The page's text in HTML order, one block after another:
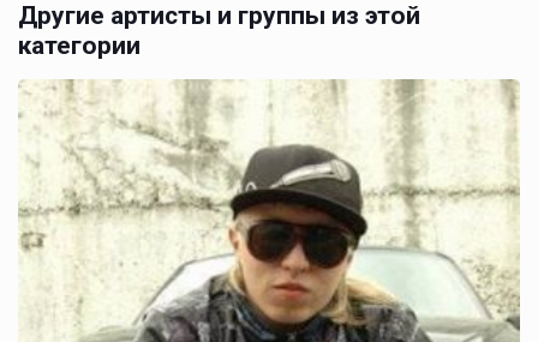
Другие артисты и группы из этой
категории